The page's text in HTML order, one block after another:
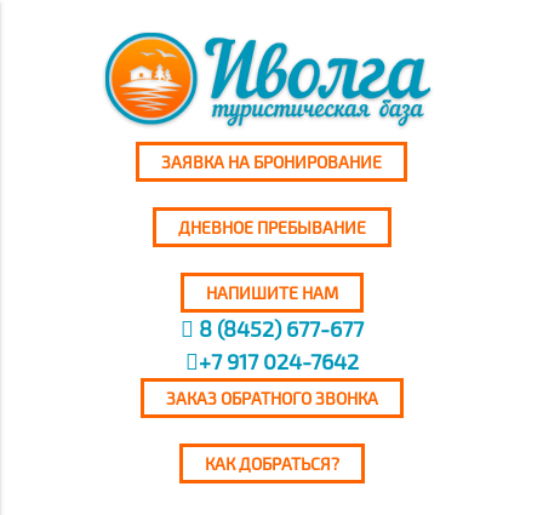
ЗАЯВКА НА БРОНИРОВАНИЕ
ДНЕВНОЕ ПРЕБЫВАНИЕ
НАПИШИТЕ НАМ
8 (8452) 677-677
+7 917 024-7642
ЗАКАЗ ОБРАТНОГО ЗВОНКА
КАК ДОБРАТЬСЯ?